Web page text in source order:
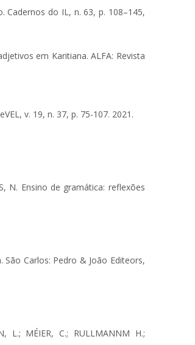
Cadernos do IL, n. 63, p. 108–145,
em Karitiana. ALFA: Revista
v. 19, n. 37, p. 75-107. 2021.
N. Ensino de gramática: reflexões
São Carlos: Pedro & João Editeors,
L.; MÉIER, C.; RULLMANNM H.;